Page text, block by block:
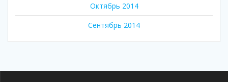
Октябрь 2014
Сентябрь 2014